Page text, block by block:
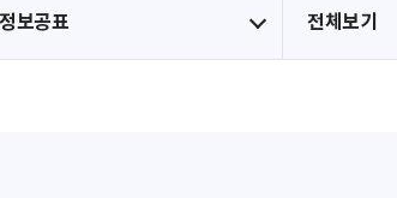
보공표 전체보기